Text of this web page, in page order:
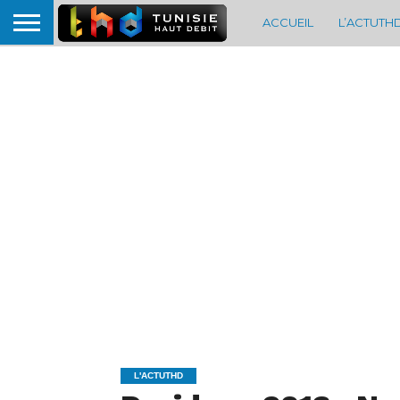
ACCUEIL
L'ACTUTHD